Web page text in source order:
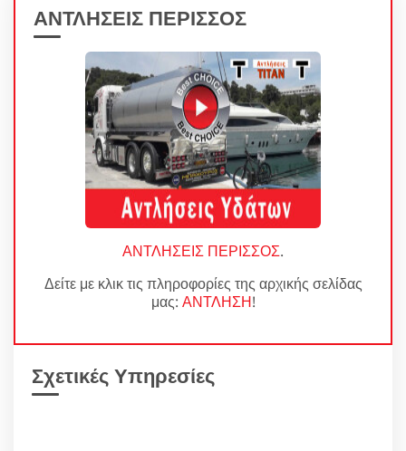
ΑΝΤΛΗΣΕΙΣ ΠΕΡΙΣΣΟΣ
ΑΝΤΛΗΣΕΙΣ ΠΕΡΙΣΣΟΣ.
Δείτε με κλικ τις πληροφορίες της αρχικής σελίδας
μας: ΑΝΤΛΗΣΗ!
Σχετικές Υπηρεσίες